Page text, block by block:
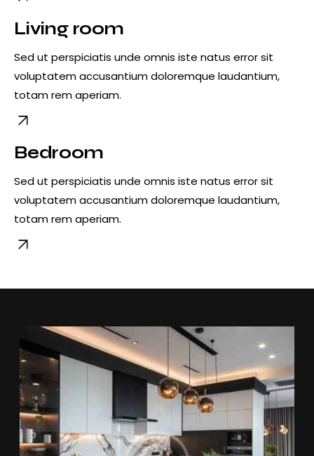
Living room
Sed ut perspiciatis unde omnis iste natus error sit
voluptatem accusantium doloremque laudantium,
totam rem aperiam.
Bedroom
Sed ut perspiciatis unde omnis iste natus error sit
voluptatem accusantium doloremque laudantium,
totam rem aperiam.